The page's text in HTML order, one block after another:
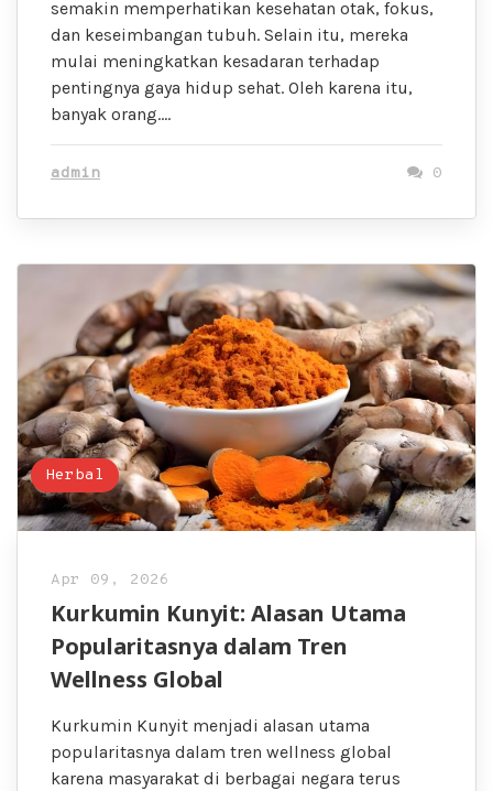
semakin memperhatikan kesehatan otak, fokus,
dan keseimbangan tubuh. Selain itu, mereka
mulai meningkatkan kesadaran terhadap
pentingnya gaya hidup sehat. Oleh karena itu,
banyak orang….
admin 0
Herbal
Apr 09, 2026
Kurkumin Kunyit: Alasan Utama
Popularitasnya dalam Tren
Wellness Global
Kurkumin Kunyit menjadi alasan utama
popularitasnya dalam tren wellness global
karena masyarakat di berbagai negara terus